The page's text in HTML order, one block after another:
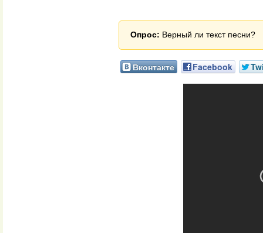
Опрос: Верный ли текст песни?
Вконтакте Facebook